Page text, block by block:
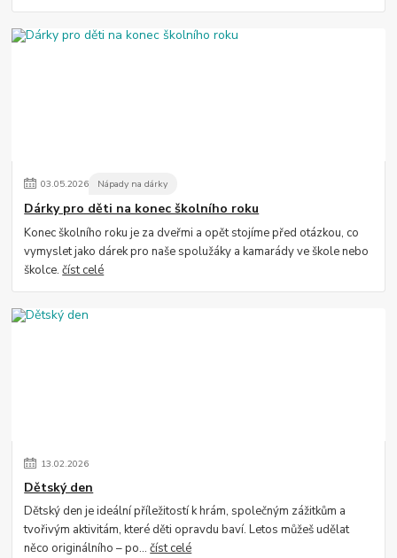
03.05.2026 Nápady na dárky
Dárky pro děti na konec školního roku
Konec školního roku je za dveřmi a opět stojíme před otázkou, co
vymyslet jako dárek pro naše spolužáky a kamarády ve škole nebo
školce.číst celé
13.02.2026
Dětský den
Dětský den je ideální příležitostí k hrám, společným zážitkům a
tvořivým aktivitám, které děti opravdu baví. Letos můžeš udělat
něco originálního – po...číst celé